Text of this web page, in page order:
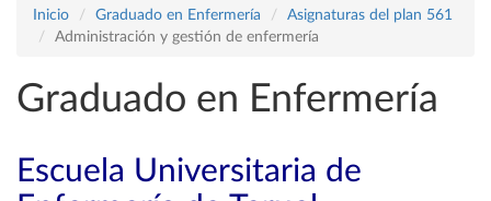
Inicio Graduado en Enfermería
Asignaturas del plan 561
Administración y gestión de enfermería
Graduado en Enfermería
Escuela Universitaria de